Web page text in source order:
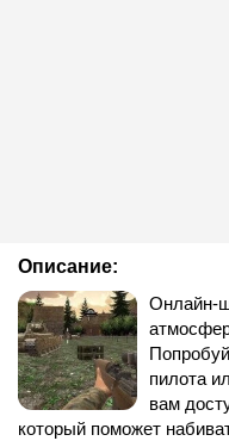
Описание:
Онлайн-
пилота
вам
который поможет